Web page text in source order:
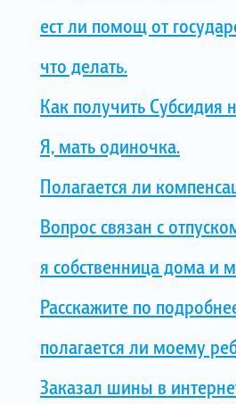
ест ли помощ от
что делать.
Как получить Субсидия
Я, мать одиночка.
Полагается ли
Вопрос связан с
я собственница дома и
Расскажите по
полагается ли моему
Заказал шины в